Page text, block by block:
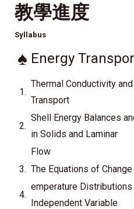
教學進度
Syllabus
♠ Energy
1.
Thermal Conductivity
Transport
2.
Shell Energy Balances
in Solids and Laminar
Flow
3. The Equations of
4.
emperature
Independent Variable